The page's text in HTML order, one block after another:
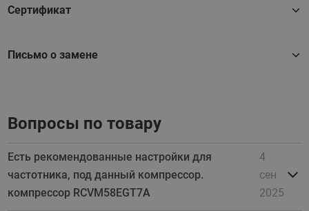
Сертификат
Письмо о замене
Вопросы по товару
Есть рекомендованные настройки для
частотника, под данный компрессор.
компрессор RCVM58EGT7A
4
сен
2025